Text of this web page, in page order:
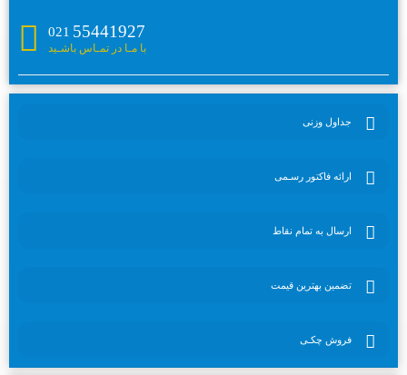
55441927
021
با مـا در تمـاس باشـید
جداول وزنی
ارائه فاکتور رسـمی
ارسال به تمام نقاط
تضمین بهترین قیمت
فروش چکـی